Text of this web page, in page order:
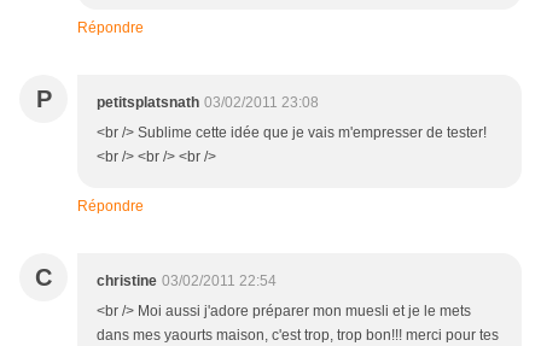
Répondre
P petitsplatsnath 03/02/2011 23:08
<br /> Sublime cette idée que je vais m'empresser de tester!
<br /> <br /> <br />
Répondre
C christine 03/02/2011 22:54
<br /> Moi aussi j'adore préparer mon muesli et je le mets
dans mes yaourts maison, c'est trop, trop bon!!! merci pour tes